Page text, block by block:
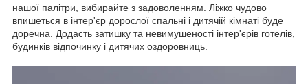
нашої палітри, вибирайте з задоволенням. Ліжко чудово
впишеться в інтер'єр дорослої спальні і дитячій кімнаті буде
доречна. Додасть затишку та невимушеності інтер'єрів готелів,
будинків відпочинку і дитячих оздоровниць.